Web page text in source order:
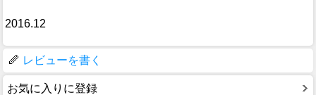
2016.12
レビューを書く
お気に入りに登録